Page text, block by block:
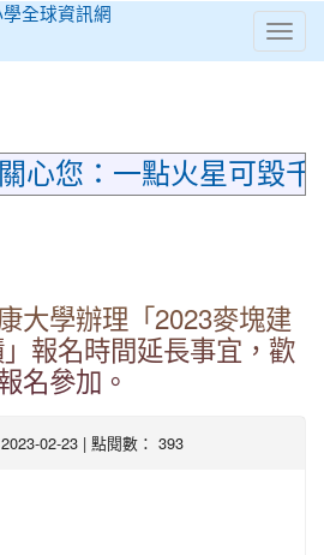
⏸
心您：一點火星可毀
大學辦理「2023麥塊建
報名時間延長事宜，歡
名參加。
02-23 | 點閱數： 393